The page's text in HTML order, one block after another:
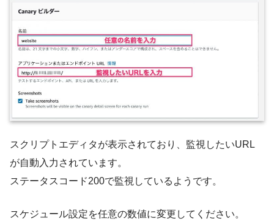
スクリプトエディタが表示されており、監視したいURL
が自動入力されています。
ステータスコード200で監視しているようです。
スケジュール設定を任意の数値に変更してください。